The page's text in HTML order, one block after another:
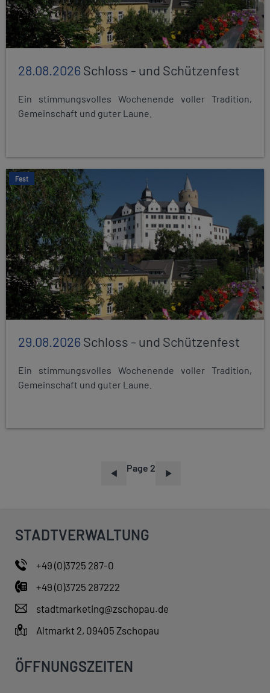
28.08.2026Schloss - und Schützenfest
Ein stimmungsvolles Wochenende voller Tradition,
Gemeinschaft und guter Laune.
Fest
29.08.2026Schloss - und Schützenfest
Ein stimmungsvolles Wochenende voller Tradition,
Gemeinschaft und guter Laune.
Page 2
STADTVERWALTUNG
+49 (0)3725 287-0
+49 (0)3725 287222
stadtmarketing@zschopau.de
Altmarkt 2, 09405 Zschopau
ÖFFNUNGSZEITEN